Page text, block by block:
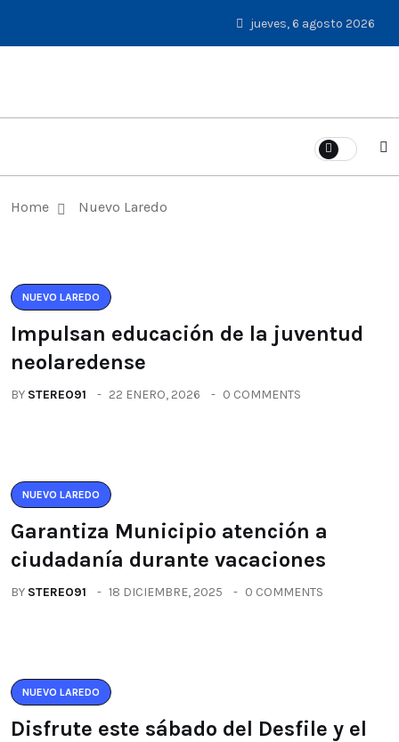
jueves, 6 agosto 2026
Home Nuevo Laredo
NUEVO LAREDO
Impulsan educación de la juventud
neolaredense
BY STEREO91 22 ENERO, 2026 0 COMMENTS
NUEVO LAREDO
Garantiza Municipio atención a
ciudadanía durante vacaciones
BY STEREO91 18 DICIEMBRE, 2025 0 COMMENTS
NUEVO LAREDO
Disfrute este sábado del Desfile y el